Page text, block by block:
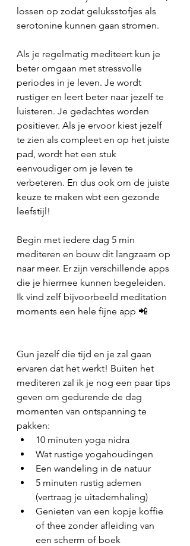
lossen op zodat geluksstofjes als
serotonine kunnen gaan stromen.
Als je regelmatig mediteert kun je
beter omgaan met stressvolle
periodes in je leven. Je wordt
rustiger en leert beter naar jezelf te
luisteren. Je gedachtes worden
positiever. Als je ervoor kiest jezelf
te zien als compleet en op het juiste
pad, wordt het een stuk
eenvoudiger om je leven te
verbeteren. En dus ook om de juiste
keuze te maken wbt een gezonde
leefstijl!
Begin met iedere dag 5 min
mediteren en bouw dit langzaam op
naar meer. Er zijn verschillende apps
die je hiermee kunnen begeleiden.
Ik vind zelf bijvoorbeeld meditation
moments een hele fijne app 📲
Gun jezelf die tijd en je zal gaan
ervaren dat het werkt! Buiten het
mediteren zal ik je nog een paar tips
geven om gedurende de dag
momenten van ontspanning te
pakken:
10 minuten yoga nidra
Wat rustige yogahoudingen
Een wandeling in de natuur
5 minuten rustig ademen
(vertraag je uitademhaling)
Genieten van een kopje koffie
of thee zonder afleiding van
een scherm of boek